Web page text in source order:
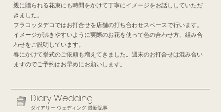
親に贈られる花束にも時間をかけて丁寧にイメージをお話ししていただ
きました。
フラコッタデコではお打合せを店舗の打ち合わせスペースで行います。
イメージが沸きやすいように実際のお花を使って色の合わせ方、組み合
わせをご説明しています。
春にかけて挙式のご依頼も増えてきました。週末のお打合せは混み合い
ますのでご予約はお早めにお願いします。
Diary Wedding
ダイアリー ウェディング 最新記事